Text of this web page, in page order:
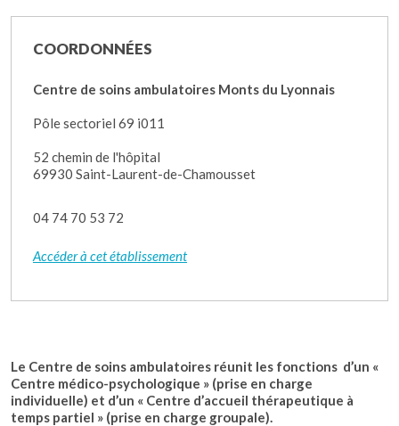
Le Centre de soins ambulatoires réunit les fonctions d’un «
Centre médico-psychologique » (prise en charge
individuelle) et d’un « Centre d’accueil thérapeutique à
temps partiel » (prise en charge groupale).
COORDONNÉES
Centre de soins ambulatoires Monts du Lyonnais
Pôle sectoriel 69 i011
52 chemin de l'hôpital
69930 Saint-Laurent-de-Chamousset
04 74 70 53 72
Accéder à cet établissement